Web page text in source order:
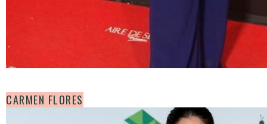
CARMEN FLORES